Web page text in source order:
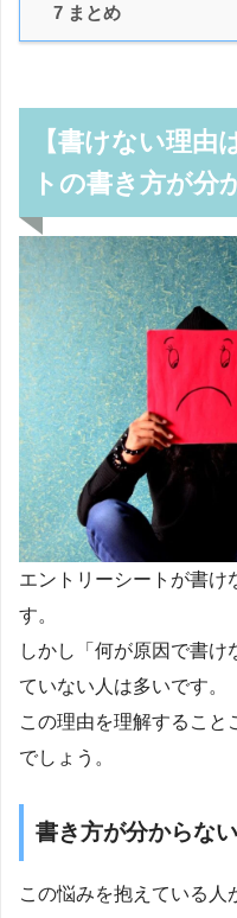
7 まとめ
【書けない理由
トの書き方が分
エントリーシートが書け
す。
しかし「何が原因で書
ていない人は多いです。
この理由を理解すること
でしょう。
書き方が分からない
この悩みを抱えている人